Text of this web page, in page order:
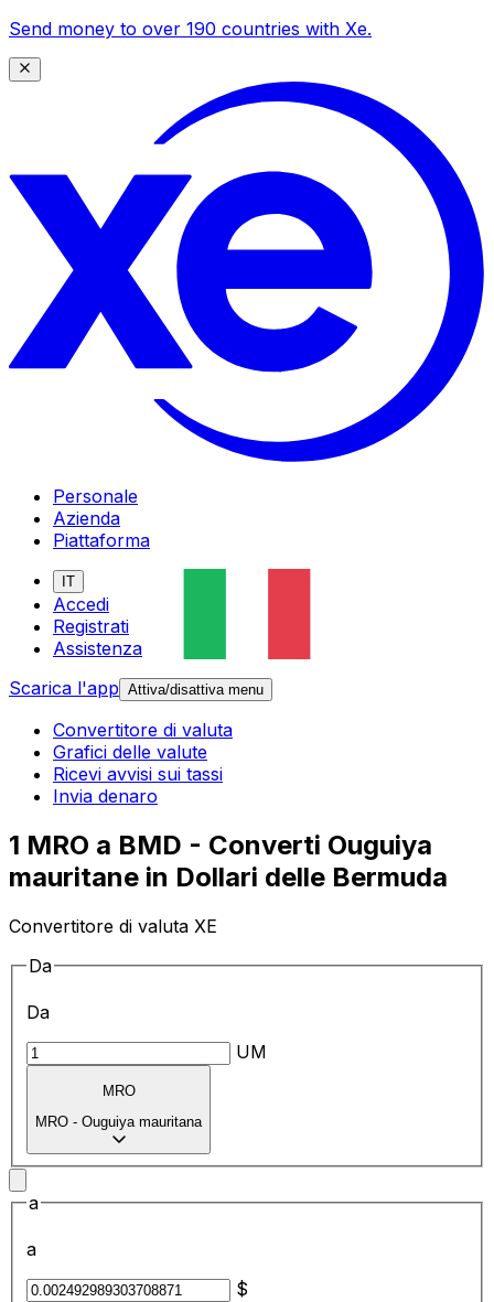
Send money to over 190 countries with Xe.
Personale
Azienda
Piattaforma
IT
Accedi
Registrati
Assistenza
Scarica l'app Attiva/disattiva menu
Convertitore di valuta
Grafici delle valute
Ricevi avvisi sui tassi
Invia denaro
1 MRO a BMD - Converti Ouguiya
mauritane in Dollari delle Bermuda
Convertitore di valuta XE
Da
Da
UM
MRO
MRO - Ouguiya mauritana
a
a
$